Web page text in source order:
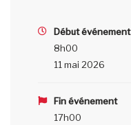
Début événement
8h00
11 mai 2026
Fin événement
17h00